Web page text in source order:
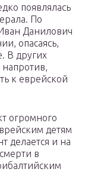
появлялась
По
Данилович
опасаясь,
В других
напротив,
к еврейской
огромного
детям
делается и на
в